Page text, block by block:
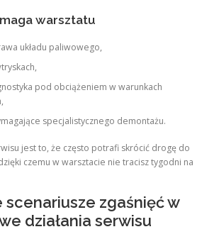
warsztatu
układu paliwowego,
pod obciążeniem w warunkach
specjalistycznego demontażu.
jest to, że często potrafi skrócić drogę do
czemu w warsztacie nie tracisz tygodni na
scenariusze zgaśnięć w
działania serwisu